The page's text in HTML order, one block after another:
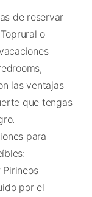
de reservar
o
las ventajas
que tengas
para
por el